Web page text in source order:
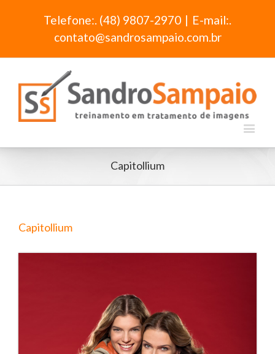
Telefone:. (48) 9807-2970 | E-mail:.
contato@sandrosampaio.com.br
Capitollium
Capitollium